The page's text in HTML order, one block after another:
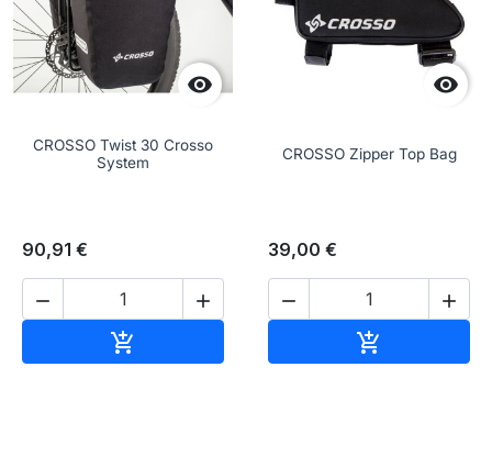

CROSSO Twist 30 Crosso
System
90,91 €
 


CROSSO Zipper Top Bag
39,00 €
 
